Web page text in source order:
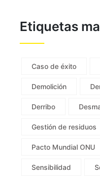
Etiquetas
Caso de éxito
Demolición
Derribo
Gestión de residuos
Pacto Mundial ONU
Sensibilidad